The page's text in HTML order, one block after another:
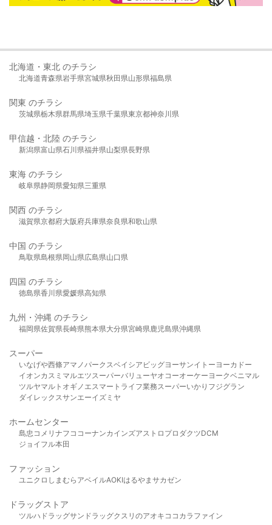
北海道・東北 のチラシ
北海道青森県岩手県宮城県秋田県山形県福島県
関東 のチラシ
茨城県栃木県群馬県埼玉県千葉県東京都神奈川県
甲信越・北陸 のチラシ
新潟県富山県石川県福井県山梨県長野県
東海 のチラシ
岐阜県静岡県愛知県三重県
関西 のチラシ
滋賀県京都府大阪府兵庫県奈良県和歌山県
中国 のチラシ
鳥取県島根県岡山県広島県山口県
四国 のチラシ
徳島県香川県愛媛県高知県
九州・沖縄 のチラシ
福岡県佐賀県長崎県熊本県大分県宮崎県鹿児島県沖縄県
スーパー
いなげや西條アマノパークスベイシア ビッグヨーサンイトーヨーカドー
イオンカスミ マルエツスーパーバリューヤオコーオーケー ヨークベニマル
ツルヤマルト オギノ エスマート ライフ業務スーパーいかり フジグラン
ダイレックスサンエーイズミヤ
ホームセンター
島忠 コメリ ナフコ コーナンカインズアストロプロダクツDCM
ジョイフル本田
ファッション
ユニクロ しまむら アベイルAOKIはるやま サカゼン
ドラッグストア
ツルハドラッグサンドラッグクスリのアオキ ココカラファイン